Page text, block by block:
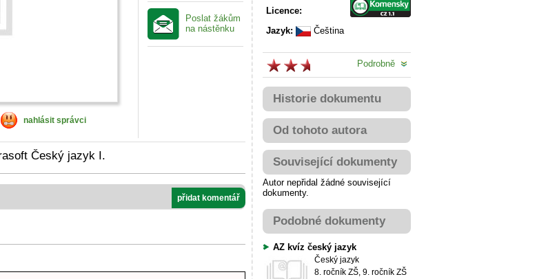
nahlásit správci
Poslat žákům
na nástěnku
Český jazyk I.
přidat komentář
Licence:
Jazyk:
Čeština
Podrobně
Historie dokumentu
Od tohoto autora
Související dokumenty
Autor nepřidal žádné související
dokumenty.
Podobné dokumenty
AZ kvíz český jazyk
Český jazyk
8. ročník ZŠ, 9. ročník ZŠ